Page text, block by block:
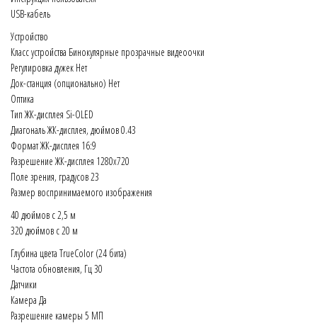
USB-кабель
Устройство
Класс устройства Бинокулярные прозрачные видеоочки
Регулировка дужек Нет
Док-станция (опционально) Нет
Оптика
Тип ЖК-дисплея Si-OLED
Диагональ ЖК-дисплея, дюймов 0.43
Формат ЖК-дисплея 16:9
Разрешение ЖК-дисплея 1280х720
Поле зрения, градусов 23
Размер воспринимаемого изображения
40 дюймов с 2,5 м
320 дюймов с 20 м
Глубина цвета TrueColor (24 бита)
Частота обновления, Гц 30
Датчики
Камера Да
Разрешение камеры 5 МП